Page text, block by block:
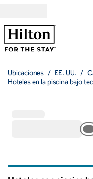
Ubicaciones / EE. UU. /
Hoteles en la piscina bajo